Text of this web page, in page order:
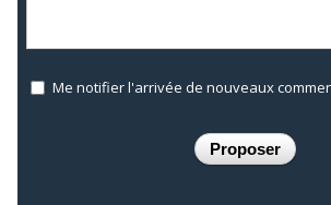
Me notifier l'arrivée de nouveaux